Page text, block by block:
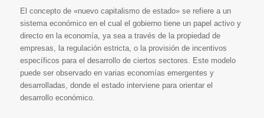
El concepto de «nuevo capitalismo de estado» se refiere a un
sistema económico en el cual el gobierno tiene un papel activo y
directo en la economía, ya sea a través de la propiedad de
empresas, la regulación estricta, o la provisión de incentivos
específicos para el desarrollo de ciertos sectores. Este modelo
puede ser observado en varias economías emergentes y
desarrolladas, donde el estado interviene para orientar el
desarrollo económico.